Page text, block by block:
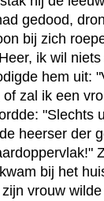
gedood,
bij zich
ik wil
hem uit:
zal ik een
"Slechts
heerser der
bij het
vrouw